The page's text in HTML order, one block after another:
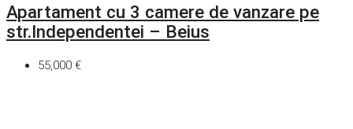
Apartament cu 3 camere de vanzare pe
str.Independentei – Beius
55,000 €